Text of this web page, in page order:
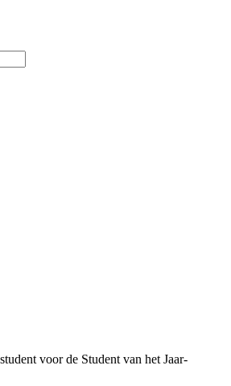
voor de Student van het Jaar-